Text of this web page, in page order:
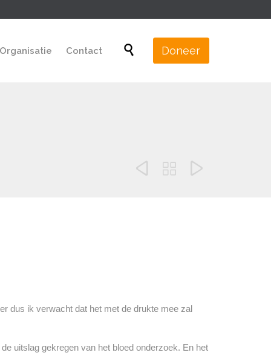
Skip
Organisatie Contact  Doneer
  
dus ik verwacht dat het met de drukte mee zal
uitslag gekregen van het bloed onderzoek. En het